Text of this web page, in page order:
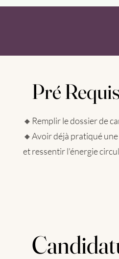
Pré
Pré
🔸Remplir le dossier de
🔸Avoir déjà pratiqué
et ressentir l'énergie